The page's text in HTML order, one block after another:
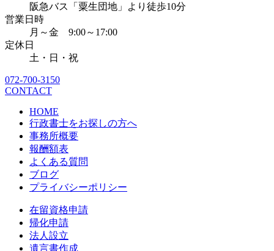
阪急バス「粟生団地」より徒歩10分
営業日時
月～金 9:00～17:00
定休日
土・日・祝
072-700-3150
CONTACT
HOME
行政書士をお探しの方へ
事務所概要
報酬額表
よくある質問
ブログ
プライバシーポリシー
在留資格申請
帰化申請
法人設立
遺言書作成